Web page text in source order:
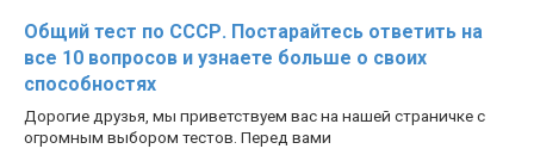
Общий тест по СССР. Постарайтесь ответить на
все 10 вопросов и узнаете больше о своих
способностях
Дорогие друзья, мы приветствуем вас на нашей страничке с
огромным выбором тестов. Перед вами